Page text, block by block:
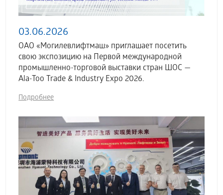
03.06.2026
ОАО «Могилевлифтмаш» приглашает посетить
свою экспозицию на Первой международной
промышленно-торговой выставки стран ШОС —
Ala-Too Trade & Industry Expo 2026.
Подробнее